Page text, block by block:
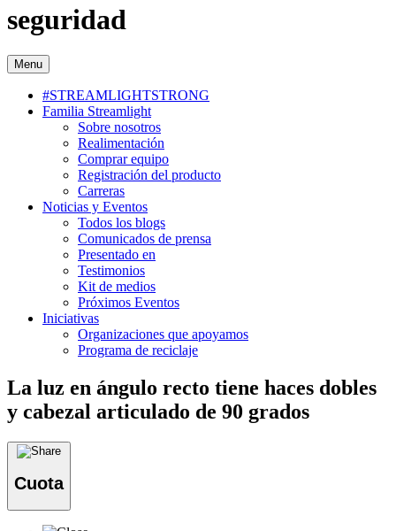
seguridad
Menu
#STREAMLIGHTSTRONG
Familia Streamlight
Sobre nosotros
Realimentación
Comprar equipo
Registración del producto
Carreras
Noticias y Eventos
Todos los blogs
Comunicados de prensa
Presentado en
Testimonios
Kit de medios
Próximos Eventos
Iniciativas
Organizaciones que apoyamos
Programa de reciclaje
La luz en ángulo recto tiene haces dobles
y cabezal articulado de 90 grados
Cuota